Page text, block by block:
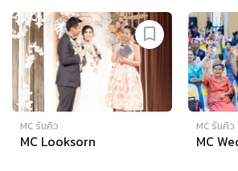
MC รันคิว
MC Looksorn
MC รันคิว
MC